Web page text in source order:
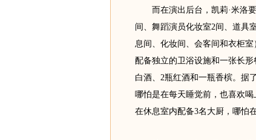
而在演出后台，凯莉·米洛要
间、舞蹈演员化妆室2间、道具
息间、化妆间、会客间和衣柜
配备独立的卫浴设施和一张长
白酒、2瓶红酒和一瓶香槟。据
哪怕是在每天睡觉前，也喜欢
在休息室内配备3名大厨，哪怕